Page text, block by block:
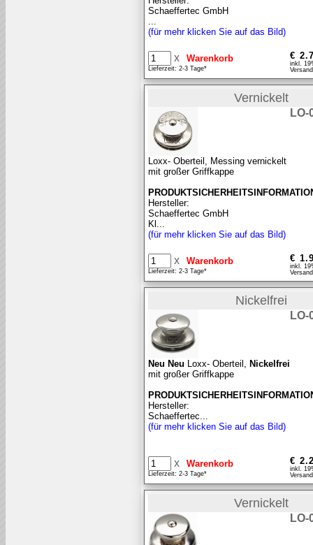
Schaeffertec GmbH
(für mehr klicken Sie auf das Bild)
x
Lieferzeit: 2-3 Tage*
€
inkl.
Vernickelt
LO-
Loxx- Oberteil, Messing vernickelt
mit großer Griffkappe
Hersteller:
Schaeffertec GmbH
Kl...
(für mehr klicken Sie auf das Bild)
x
Lieferzeit: 2-3 Tage*
€
inkl.
Nickelfrei
LO-
Neu Neu Loxx- Oberteil, Nickelfrei
mit großer Griffkappe
Hersteller:
Schaeffertec...
(für mehr klicken Sie auf das Bild)
x
Lieferzeit: 2-3 Tage*
€
inkl.
Vernickelt
LO-